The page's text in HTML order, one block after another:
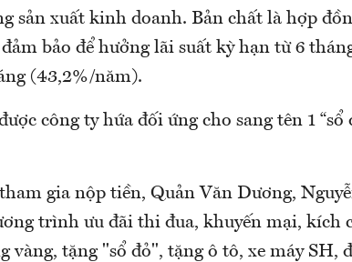
sản xuất kinh doanh. Bản chất là hợp
bảo để hưởng lãi suất kỳ hạn từ 6
(43,2%/năm).
công ty hứa đối ứng cho sang tên 1 “sổ
gia nộp tiền, Quản Văn Dương,
trình ưu đãi thi đua, khuyến mại, kích
vàng, tặng "sổ đỏ", tặng ô tô, xe máy SH,